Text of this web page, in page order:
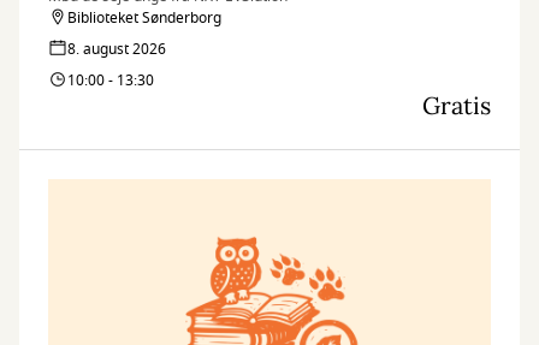
Biblioteket Sønderborg
8. august 2026
10:00 - 13:30
Gratis